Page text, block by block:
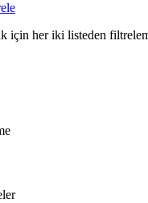
için her iki listeden